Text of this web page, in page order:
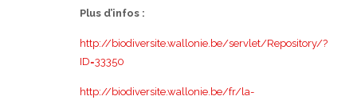
Plus d’infos :
http://biodiversite.wallonie.be/servlet/Repository/?
ID=33350
http://biodiversite.wallonie.be/fr/la-